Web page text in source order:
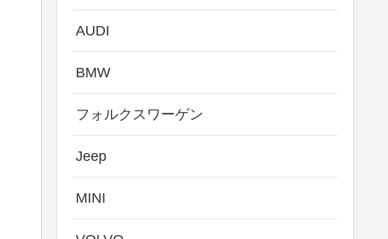
AUDI
BMW
フォルクスワーゲン
Jeep
MINI